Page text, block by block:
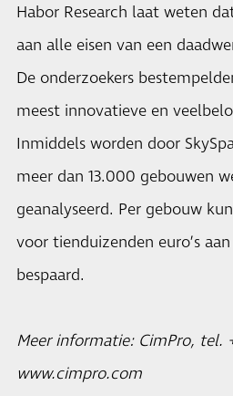
Habor Research laat weten
aan alle eisen van een
De onderzoekers
meest innovatieve en
Inmiddels worden door
meer dan 13.000 gebouwen
geanalyseerd. Per gebouw
voor tienduizenden euro’s
bespaard.
Meer informatie: CimPro, tel.
www.cimpro.com